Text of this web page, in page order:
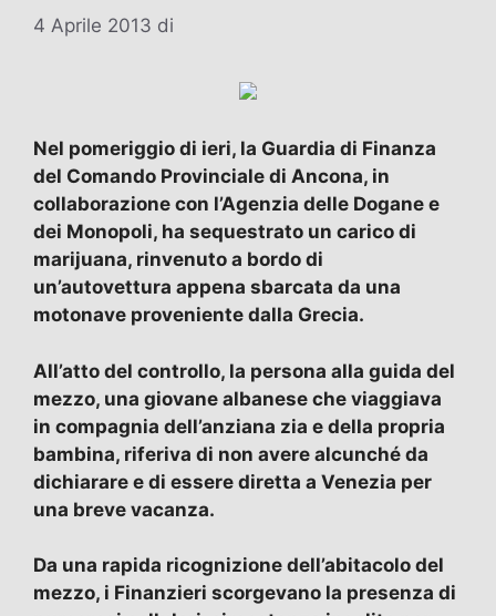
4 Aprile 2013 di
Nel pomeriggio di ieri, la Guardia di Finanza
del Comando Provinciale di Ancona, in
collaborazione con l’Agenzia delle Dogane e
dei Monopoli, ha sequestrato un carico di
marijuana, rinvenuto a bordo di
un’autovettura appena sbarcata da una
motonave proveniente dalla Grecia.
All’atto del controllo, la persona alla guida del
mezzo, una giovane albanese che viaggiava
in compagnia dell’anziana zia e della propria
bambina, riferiva di non avere alcunché da
dichiarare e di essere diretta a Venezia per
una breve vacanza.
Da una rapida ricognizione dell’abitacolo del
mezzo, i Finanzieri scorgevano la presenza di